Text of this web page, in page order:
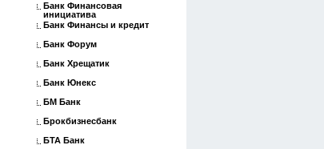
Банк Финансовая
инициатива
Банк Финансы и кредит
Банк Форум
Банк Хрещатик
Банк Юнекс
БМ Банк
Брокбизнесбанк
БТА Банк